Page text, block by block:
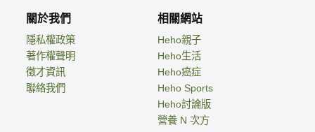
關於我們
隱私權政策
著作權聲明
徵才資訊
聯絡我們
相關網站
Heho親子
Heho生活
Heho癌症
Heho Sports
Heho討論版
營養 N 次方